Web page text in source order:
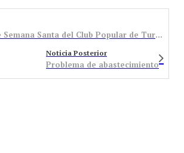
Programación de Semana Santa del Club Popular de Turienzo
Noticia Posterior
Problema de abastecimiento